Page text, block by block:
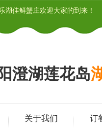
湖佳鲜蟹庄欢迎大家的到来！
澄湖莲花岛
关于我们 订